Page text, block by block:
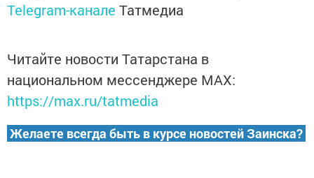
Telegram-канале Татмедиа
Читайте новости Татарстана в
национальном мессенджере MАХ:
https://max.ru/tatmedia
Желаете всегда быть в курсе новостей Заинска?